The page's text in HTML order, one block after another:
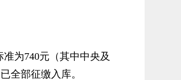
准为740元（其中中央及
全部征缴入库。